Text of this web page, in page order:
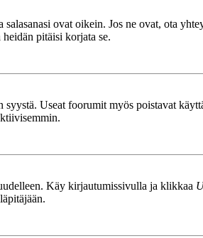
ovat oikein. Jos ne ovat, ota
pitäisi korjata se.
Useat foorumit myös poistavat
Käy kirjautumissivulla ja klikkaa